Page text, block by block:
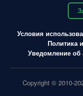
Условия
Политика
Уведомление об
Copyright © 2010-